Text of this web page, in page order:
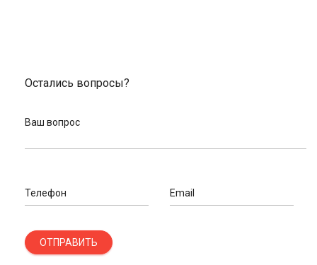
Остались вопросы?
Ваш вопрос
Телефон Email
ОТПРАВИТЬ